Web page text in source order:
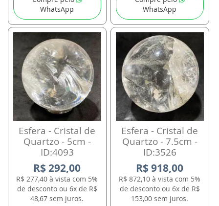
WhatsApp
WhatsApp
Esfera - Cristal de
Quartzo - 5cm -
ID:4093
R$ 292,00
R$ 277,40 à vista com 5%
de desconto ou 6x de R$
48,67 sem juros.
Esfera - Cristal de
Quartzo - 7.5cm -
ID:3526
R$ 918,00
R$ 872,10 à vista com 5%
de desconto ou 6x de R$
153,00 sem juros.